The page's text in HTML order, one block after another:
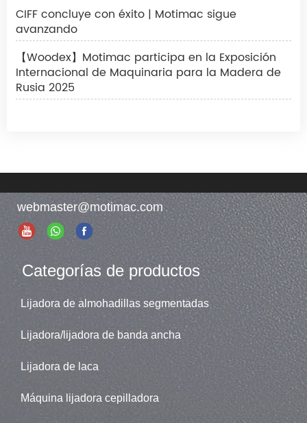
CIFF concluye con éxito | Motimac sigue
avanzando
【Woodex】Motimac participa en la Exposición
Internacional de Maquinaria para la Madera de
Rusia 2025
webmaster@motimac.com
Categorías de productos
Lijadora de almohadillas segmentadas
Lijadora/lijadora de banda ancha
Lijadora de laca
Máquina lijadora cepilladora